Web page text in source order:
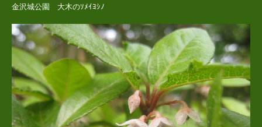
金沢城公園 大木のｿﾒｲﾖｼﾉ